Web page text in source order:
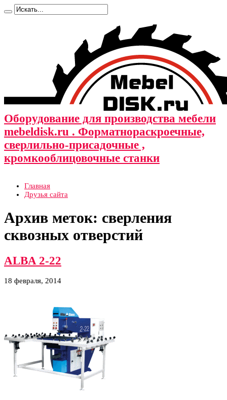
Оборудование для производства мебели
mebeldisk.ru . Форматнораскроечные,
сверлильно-присадочные ,
кромкооблицовочные станки
Главная
Друзья сайта
Архив меток: сверления
сквозных отверстий
ALBA 2-22
18 февраля, 2014